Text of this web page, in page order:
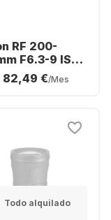
RF 200-
F6.3-9 IS
82,49 €/Mes
Todo alquilado